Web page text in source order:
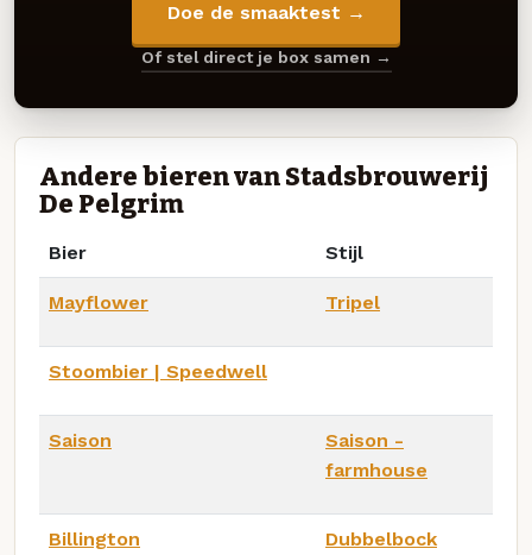
Doe de smaaktest →
Of stel direct je box samen →
Andere bieren van Stadsbrouwerij
De Pelgrim
Bier Stijl
Mayflower Tripel
Stoombier | Speedwell
Saison
Saison -
farmhouse
Billington Dubbelbock